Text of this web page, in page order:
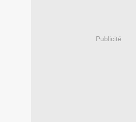
Publicité